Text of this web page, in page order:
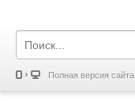
Полная версия сайта